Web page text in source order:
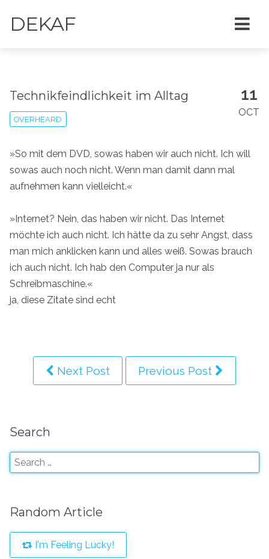
DEKAF
11
OCT
Technikfeindlichkeit im Alltag
OVERHEARD
»So mit dem DVD, sowas haben wir auch nicht. Ich will
sowas auch noch nicht. Wenn man damit dann mal
aufnehmen kann vielleicht.«
»Internet? Nein, das haben wir nicht. Das Internet
möchte ich auch nicht. Ich hätte da zu sehr Angst, dass
man mich anklicken kann und alles weiß. Sowas brauch
ich auch nicht. Ich hab den Computer ja nur als
Schreibmaschine.«
ja, diese Zitate sind echt
Next Post Previous Post
Search
Random Article
I'm Feeling Lucky!